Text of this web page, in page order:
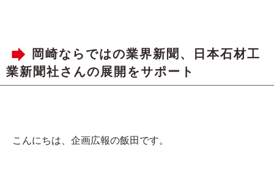
岡崎ならではの業界新聞、日本石材工
業新聞社さんの展開をサポート
こんにちは、企画広報の飯田です。